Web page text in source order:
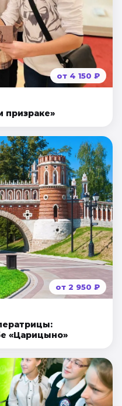
от 4 150 ₽
призраке»
от 2 950 ₽
«Царицыно»